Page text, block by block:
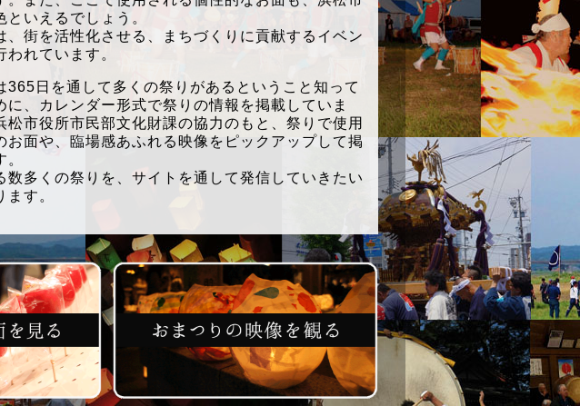
といえるでしょう。
街を活性化させる、まちづくりに貢献するイベン
われています。
日を通して多くの祭りがあるということ知って
に、カレンダー形式で祭りの情報を掲載していま
松市役所市民部文化財課の協力のもと、祭りで使用
お面や、臨場感あふれる映像をピックアップして掲
多くの祭りを、サイトを通して発信していきたい
ます。